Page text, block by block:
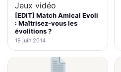
Jeux vidéo
[EDIT] Match Amical Evoli
: Maîtrisez-vous les
évolitions ?
19 juin 2014